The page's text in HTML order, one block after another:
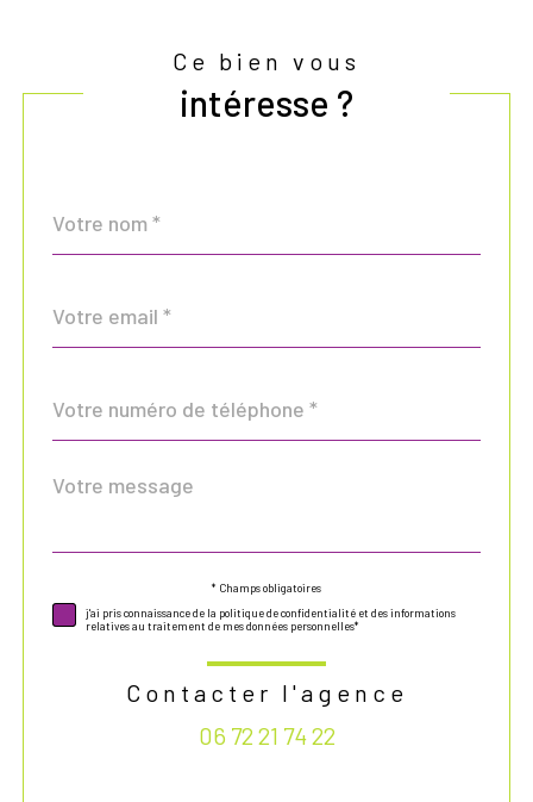
Ce bien vous
intéresse ?
par
*
*
*
Fieldset
Message
*
* Champs obligatoires
j'ai pris connaissance de la politique de confidentialité et des informations
relatives au traitement de mes données personnelles*
Contacter l'agence
06 72 21 74 22